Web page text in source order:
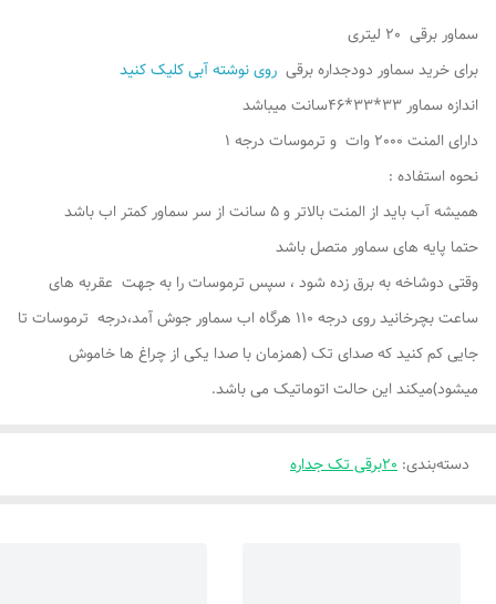
سماور برقی 20 لیتری
برای خرید سماور دودجداره برقی روی نوشته آبی کلیک کنید
اندازه سماور 33*33*46سانت میباشد
دارای المنت 2000 وات و ترموسات درجه 1
نحوه استفاده :
همیشه آب باید از المنت بالاتر و 5 سانت از سر سماور کمتر اب باشد
حتما پایه های سماور متصل باشد
وقتی دوشاخه به برق زده شود ، سپس ترموسات را به جهت عقربه های
ساعت بچرخانید روی درجه 110 هرگاه اب سماور جوش آمد،درجه ترموسات تا
جایی کم کنید که صدای تک (همزمان با صدا یکی از چراغ ها خاموش
میشود)میکند این حالت اتوماتیک می باشد.
دسته‌بندی: 20برقی تک جداره